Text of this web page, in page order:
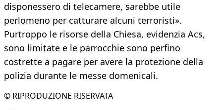
disponessero di telecamere, sarebbe utile
perlomeno per catturare alcuni terroristi».
Purtroppo le risorse della Chiesa, evidenzia Acs,
sono limitate e le parrocchie sono perfino
costrette a pagare per avere la protezione della
polizia durante le messe domenicali.
© RIPRODUZIONE RISERVATA